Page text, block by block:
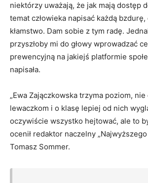
niektórzy uważają, że jak mają dostęp
temat człowieka napisać każdą
kłamstwo. Dam sobie z tym radę.
przyszłoby mi do głowy wprowadzać
prewencyjną na jakiejś platformie
napisała.
„Ewa Zajączkowska trzyma poziom, nie
lewaczkom i o klasę lepiej od nich
oczywiście wszystko hejtować, ale to
ocenił redaktor naczelny
Tomasz Sommer.